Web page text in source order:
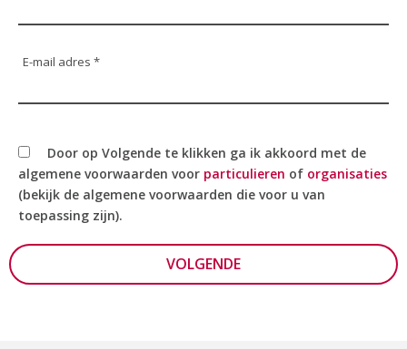
E-mail adres *
Door op Volgende te klikken ga ik akkoord met de
algemene voorwaarden voor particulieren of organisaties
(bekijk de algemene voorwaarden die voor u van
toepassing zijn).
VOLGENDE